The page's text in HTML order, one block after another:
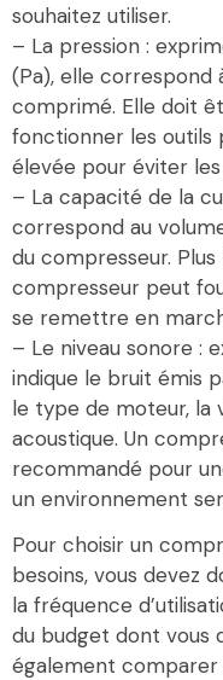
souhaitez utiliser.
– La pression :
(Pa), elle correspond
comprimé. Elle doit
fonctionner les outils
élevée pour éviter
– La capacité de la
correspond au
du compresseur.
compresseur peut
se remettre en
– Le niveau sonore :
indique le bruit émis
le type de moteur, la
acoustique. Un
recommandé pour
un environnement
Pour choisir un
besoins, vous devez
la fréquence
du budget dont vous
également